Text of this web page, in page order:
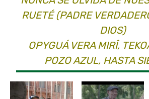
RUETÉ (PADRE
DIOS)
OPYGUÁ VERA MIRÎ,
POZO AZUL, HASTA